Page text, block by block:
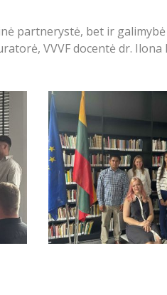
partnerystė, bet ir
VVVF docentė dr. Ilona